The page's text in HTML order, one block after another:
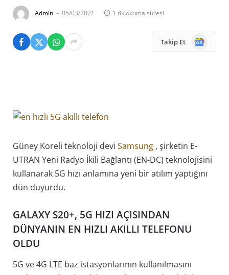
Admin 05/03/2021 1 dk okuma süresi
Takip Et
Google
Güney Koreli teknoloji devi Samsung , şirketin E-
UTRAN Yeni Radyo İkili Bağlantı (EN-DC) teknolojisini
kullanarak 5G hızı anlamına yeni bir atılım yaptığını
dün duyurdu.
GALAXY S20+, 5G HIZI AÇISINDAN
DÜNYANIN EN HIZLI AKILLI TELEFONU
OLDU
5G ve 4G LTE baz istasyonlarının kullanılmasını